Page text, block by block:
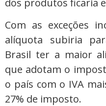
dos produtos ficaria
Com as exceções
alíquota subiria
Brasil ter a maior
que adotam o
o país com o IVA
27% de imposto.